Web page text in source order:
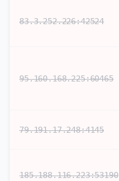
83.3.252.226:42524
95.160.168.225:60465
79.191.17.248:4145
185.188.116.223:53190